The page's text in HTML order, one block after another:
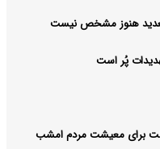
هنوز مشخص نیست
پُر است
برای معیشت مردم امشب